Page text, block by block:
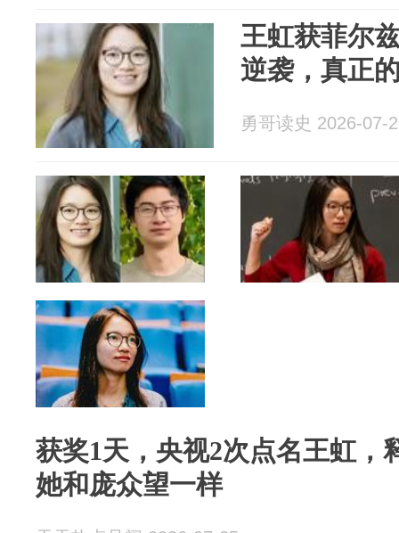
王虹获菲尔
逆袭，真正
勇哥读史 2026-07-
获奖1天，央视2次点名王虹，
她和庞众望一样